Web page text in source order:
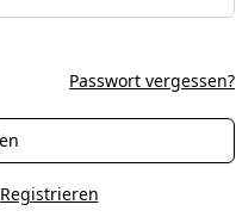
Passwort vergessen?
Registrieren